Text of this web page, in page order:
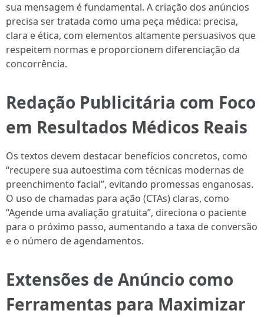
sua mensagem é fundamental. A criação dos anúncios
precisa ser tratada como uma peça médica: precisa,
clara e ética, com elementos altamente persuasivos que
respeitem normas e proporcionem diferenciação da
concorrência.
Redação Publicitária com Foco
em Resultados Médicos Reais
Os textos devem destacar benefícios concretos, como
“recupere sua autoestima com técnicas modernas de
preenchimento facial”, evitando promessas enganosas.
O uso de chamadas para ação (CTAs) claras, como
“Agende uma avaliação gratuita”, direciona o paciente
para o próximo passo, aumentando a taxa de conversão
e o número de agendamentos.
Extensões de Anúncio como
Ferramentas para Maximizar